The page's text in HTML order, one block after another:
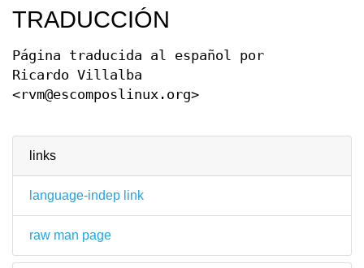
links
language-indep link
raw man page
TRADUCCIÓN
Página traducida al español por
Ricardo Villalba
<rvm@escomposlinux.org>